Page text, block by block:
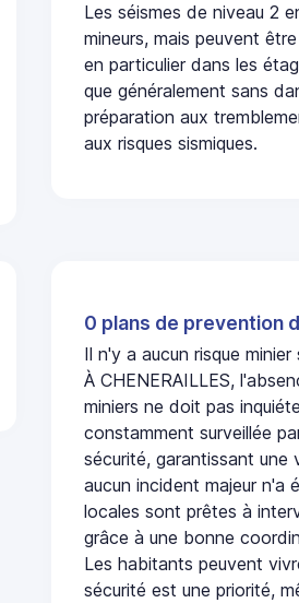
Les séismes de niveau 2
mineurs, mais peuvent
en particulier dans les
que généralement sans
préparation aux
aux risques sismiques.
0 plans de prevention
Il n'y a aucun risque
À CHENERAILLES,
miniers ne doit pas
constamment surveillée
sécurité, garantissant une
aucun incident majeur n'a
locales sont prêtes à
grâce à une bonne
Les habitants peuvent
sécurité est une priorité,